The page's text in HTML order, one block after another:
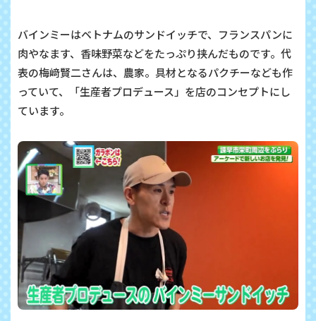
バインミーはベトナムのサンドイッチで、フランスパンに
肉やなます、香味野菜などをたっぷり挟んだものです。代
表の梅﨑賢二さんは、農家。具材となるパクチーなども作
っていて、「生産者プロデュース」を店のコンセプトにし
ています。